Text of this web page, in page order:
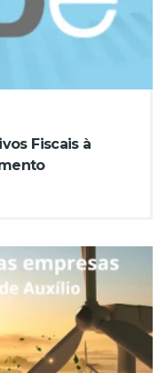
Fiscais à